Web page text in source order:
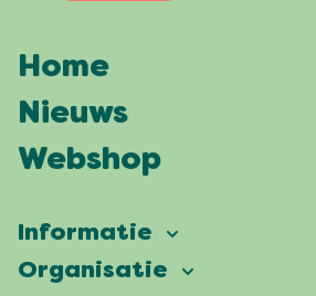
Home
Nieuws
Webshop
Informatie
Vierdaagsefeesten
Organisatie